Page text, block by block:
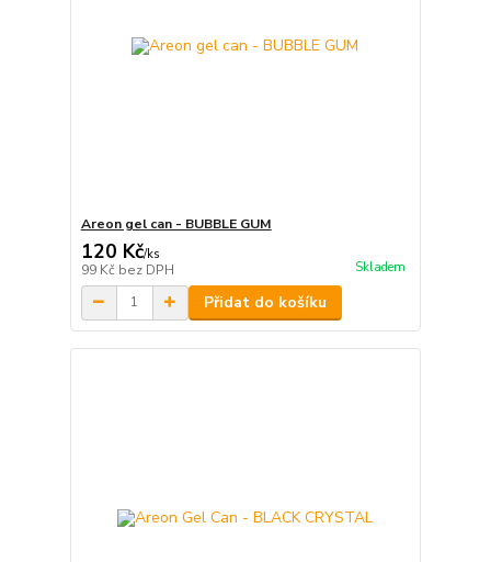
Areon gel can - BUBBLE GUM
120 Kč/ks
99 Kč bez DPH Skladem
Přidat do košíku